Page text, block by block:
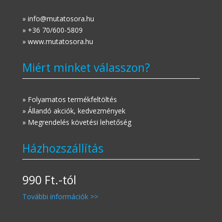
» info@mutatosora.hu
» +36 70/600-5809
» www.mutatosora.hu
Miért minket válasszon?
» Folyamatos termékfeltöltés
» Állandó akciók, kedvezmények
» Megrendelés követési lehetőség
Házhozszállítás
990 Ft.-tól
További információk >>